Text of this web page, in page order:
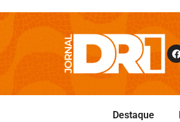
Destaque